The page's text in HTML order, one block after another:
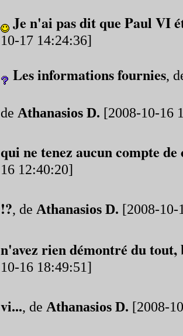
Je n'ai pas dit que Paul VI
10-17 14:24:36]
Les informations fournies,
de Athanasios D. [2008-10-16
qui ne tenez aucun compte
16 12:40:20]
!?, de Athanasios D. [2008-10-
n'avez rien démontré du
10-16 18:49:51]
vi..., de Athanasios D. [2008-